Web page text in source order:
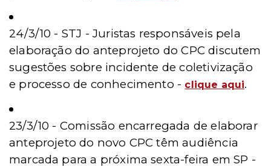
24/3/10 - STJ - Juristas responsáveis pela
elaboração do anteprojeto do CPC discutem
sugestões sobre incidente de coletivização
e processo de conhecimento - clique aqui.
23/3/10 - Comissão encarregada de elaborar
anteprojeto do novo CPC têm audiência
marcada para a próxima sexta-feira em SP -